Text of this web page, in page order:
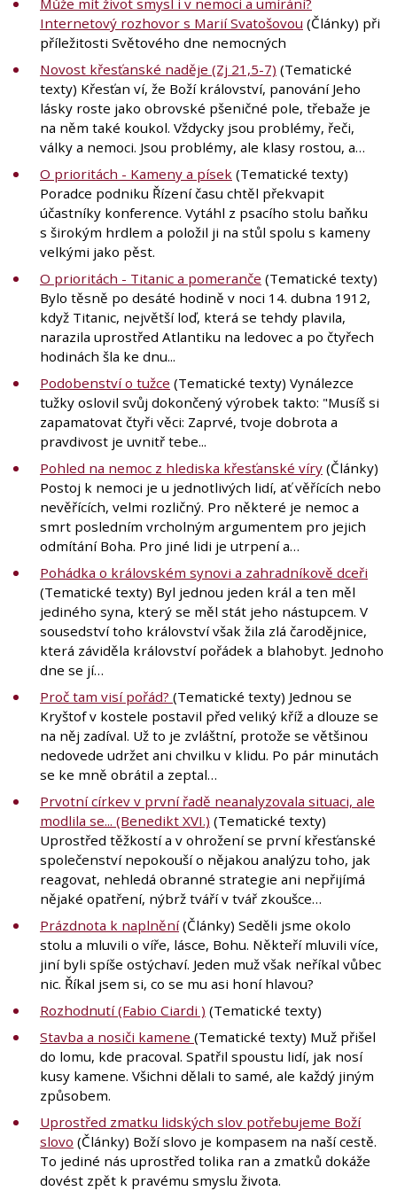
Internetový rozhovor s Marií Svatošovou (Články) při
příležitosti Světového dne nemocných
Novost křesťanské naděje (Zj 21,5-7) (Tematické
texty) Křesťan ví, že Boží království, panování Jeho
lásky roste jako obrovské pšeničné pole, třebaže je
na něm také koukol. Vždycky jsou problémy, řeči,
války a nemoci. Jsou problémy, ale klasy rostou, a…
O prioritách - Kameny a písek (Tematické texty)
Poradce podniku Řízení času chtěl překvapit
účastníky konference. Vytáhl z psacího stolu baňku
s širokým hrdlem a položil ji na stůl spolu s kameny
velkými jako pěst.
O prioritách - Titanic a pomeranče (Tematické texty)
Bylo těsně po desáté hodině v noci 14. dubna 1912,
když Titanic, největší loď, která se tehdy plavila,
narazila uprostřed Atlantiku na ledovec a po čtyřech
hodinách šla ke dnu...
Podobenství o tužce (Tematické texty) Vynálezce
tužky oslovil svůj dokončený výrobek takto: "Musíš si
zapamatovat čtyři věci: Zaprvé, tvoje dobrota a
pravdivost je uvnitř tebe...
Pohled na nemoc z hlediska křesťanské víry (Články)
Postoj k nemoci je u jednotlivých lidí, ať věřících nebo
nevěřících, velmi rozličný. Pro některé je nemoc a
smrt posledním vrcholným argumentem pro jejich
odmítání Boha. Pro jiné lidi je utrpení a…
Pohádka o královském synovi a zahradníkově dceři
(Tematické texty) Byl jednou jeden král a ten měl
jediného syna, který se měl stát jeho nástupcem. V
sousedství toho království však žila zlá čarodějnice,
která záviděla království pořádek a blahobyt. Jednoho
dne se jí…
Proč tam visí pořád? (Tematické texty) Jednou se
Kryštof v kostele postavil před veliký kříž a dlouze se
na něj zadíval. Už to je zvláštní, protože se většinou
nedovede udržet ani chvilku v klidu. Po pár minutách
se ke mně obrátil a zeptal…
Prvotní církev v první řadě neanalyzovala situaci, ale
modlila se... (Benedikt XVI.) (Tematické texty)
Uprostřed těžkostí a v ohrožení se první křesťanské
společenství nepokouší o nějakou analýzu toho, jak
reagovat, nehledá obranné strategie ani nepřijímá
nějaké opatření, nýbrž tváří v tvář zkoušce…
Prázdnota k naplnění(Články) Seděli jsme okolo
stolu a mluvili o víře, lásce, Bohu. Někteří mluvili více,
jiní byli spíše ostýchaví. Jeden muž však neříkal vůbec
nic. Říkal jsem si, co se mu asi honí hlavou?
Rozhodnutí (Fabio Ciardi ) (Tematické texty)
Stavba a nosiči kamene (Tematické texty) Muž přišel
do lomu, kde pracoval. Spatřil spoustu lidí, jak nosí
kusy kamene. Všichni dělali to samé, ale každý jiným
způsobem.
Uprostřed zmatku lidských slov potřebujeme Boží
slovo (Články) Boží slovo je kompasem na naší cestě.
To jediné nás uprostřed tolika ran a zmatků dokáže
dovést zpět k pravému smyslu života.